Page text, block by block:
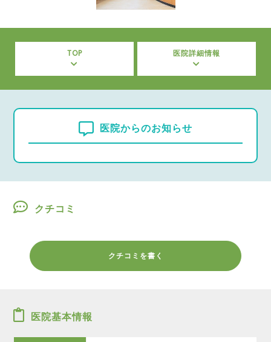
TOP 医院詳細情報
医院からのお知らせ
クチコミ
クチコミを書く
医院基本情報